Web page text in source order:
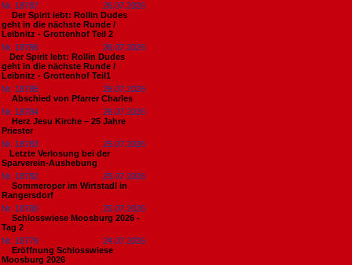
Nr. 18787
26.07.2026
Der Spirit lebt: Rollin Dudes
geht in die nächste Runde /
Leibnitz - Grottenhof Teil 2
Nr. 18786
26.07.2026
​Der Spirit lebt: Rollin Dudes
geht in die nächste Runde /
Leibnitz - Grottenhof Teil1
Nr. 18785
26.07.2026
Abschied von Pfarrer Charles
Nr. 18784
26.07.2026
Herz Jesu Kirche – 25 Jahre
Priester
Nr. 18783
25.07.2026
​Letzte Verlosung bei der
Sparverein-Aushebung
Nr. 18782
25.07.2026
Sommeroper im Wirtstadl in
Rangersdorf
Nr. 18780
25.07.2026
Schlosswiese Moosburg 2026 -
Tag 2
Nr. 18779
24.07.2026
Eröffnung Schlosswiese
Moosburg 2026